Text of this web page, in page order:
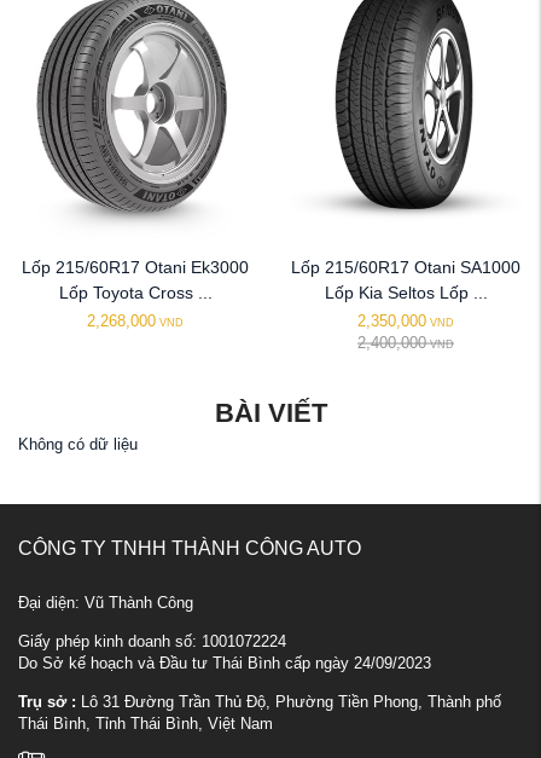
Lốp 215/60R17 Otani Ek3000
Lốp Toyota Cross ...
2,268,000 VND
Lốp 215/60R17 Otani SA1000
Lốp Kia Seltos Lốp ...
2,350,000 VND
2,400,000 VND
BÀI VIẾT
Không có dữ liệu
CÔNG TY TNHH THÀNH CÔNG AUTO
Đại diện: Vũ Thành Công
Giấy phép kinh doanh số: 1001072224
Do Sở kế hoạch và Đầu tư Thái Bình cấp ngày 24/09/2023
Trụ sở : Lô 31 Đường Trần Thủ Độ, Phường Tiền Phong, Thành phố
Thái Bình, Tỉnh Thái Bình, Việt Nam